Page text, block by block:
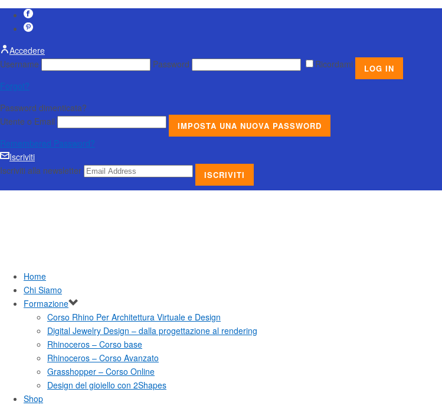
Accedere
Username
Password
Ricordami
Forgot?
Password dimenticata?
Utente o Email
Remembered Password?
Iscriviti
Iscriviti alla newsletter
Home
Chi Siamo
Formazione
Corso Rhino Per Architettura Virtuale e Design
Digital Jewelry Design – dalla progettazione al rendering
Rhinoceros – Corso base
Rhinoceros – Corso Avanzato
Grasshopper – Corso Online
Design del gioiello con 2Shapes
Shop